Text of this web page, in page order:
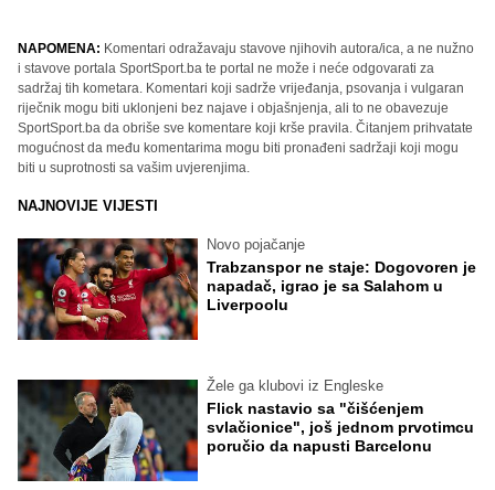
NAPOMENA: Komentari odražavaju stavove njihovih autora/ica, a ne nužno
i stavove portala SportSport.ba te portal ne može i neće odgovarati za
sadržaj tih kometara. Komentari koji sadrže vrijeđanja, psovanja i vulgaran
riječnik mogu biti uklonjeni bez najave i objašnjenja, ali to ne obavezuje
SportSport.ba da obriše sve komentare koji krše pravila. Čitanjem prihvatate
mogućnost da među komentarima mogu biti pronađeni sadržaji koji mogu
biti u suprotnosti sa vašim uvjerenjima.
NAJNOVIJE VIJESTI
Novo pojačanje
Trabzanspor ne staje: Dogovoren je
napadač, igrao je sa Salahom u
Liverpoolu
Žele ga klubovi iz Engleske
Flick nastavio sa "čišćenjem
svlačionice", još jednom prvotimcu
poručio da napusti Barcelonu